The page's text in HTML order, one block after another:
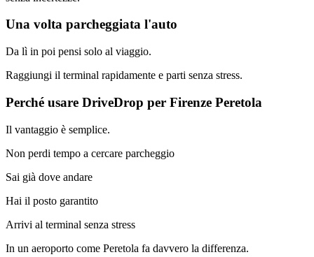
Una volta parcheggiata l'auto
Da lì in poi pensi solo al viaggio.
Raggiungi il terminal rapidamente e parti senza stress.
Perché usare DriveDrop per Firenze Peretola
Il vantaggio è semplice.
Non perdi tempo a cercare parcheggio
Sai già dove andare
Hai il posto garantito
Arrivi al terminal senza stress
In un aeroporto come Peretola fa davvero la differenza.